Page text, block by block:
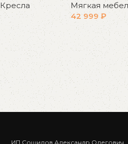
Кресла
Мягкая
42 999₽
В корзину
ИП Сошилов Александр Олегович